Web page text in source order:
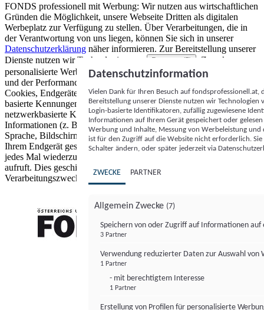
FONDS professionell mit Werbung: Wir nutzen aus wirtschaftlichen
Gründen die Möglichkeit, unsere Webseite Dritten als digitalen
Werbeplatz zur Verfügung zu stellen. Über Verarbeitungen, die in
der Verantwortung von uns liegen, können Sie sich in unserer
Datenschutzerklärung näher informieren. Zur Bereitstellung unserer
Dienste nutzen wir Technologien von
Partnern (5)
. Zwecke:
personalisierte Werbung und Inhalte, Messung von Werbeleistung
und der Performance von Inhalten sowie Zielgruppenforschung.
Cookies, Endgeräte- oder ähnliche Online-Kennungen (z. B. login-
basierte Kennungen, zufällig generierte Kennungen,
netzwerkbasierte Kennungen) können zusammen mit anderen
Informationen (z. B. Browsertyp und Browserinformationen,
Sprache, Bildschirmgröße, unterstützte Technologien usw.) auf
Ihrem Endgerät gespeichert oder von dort ausgelesen werden, um es
jedes Mal wiederzuerkennen, wenn es eine App oder einer Webseite
aufruft. Dies geschieht für einen oder mehrere der hier aufgeführten
Verarbeitungszwecke.
Datenschutzinformation
Vielen Dank für Ihren Besuch auf
Bereitstellung unserer Dienste nutzen wir Technologien
Login-basierte Identifikatoren, zufällig zugewiesene
Informationen auf Ihrem Gerät gespeichert oder
Werbung und Inhalte, Messung von Werbeleistung
ist für den Zugriff auf die Website nicht erforderlich.
Schalter ändern, oder später jederzeit via
ZWECKE PARTNER
Allgemein Zwecke (7)
Speichern von oder Zugriff auf Informationen auf
3 Partner
Verwendung reduzierter Daten zur Auswahl von
1 Partner
- mit berechtigtem Interesse
1 Partner
Erstellung von Profilen für personalisierte
FONDS professionell